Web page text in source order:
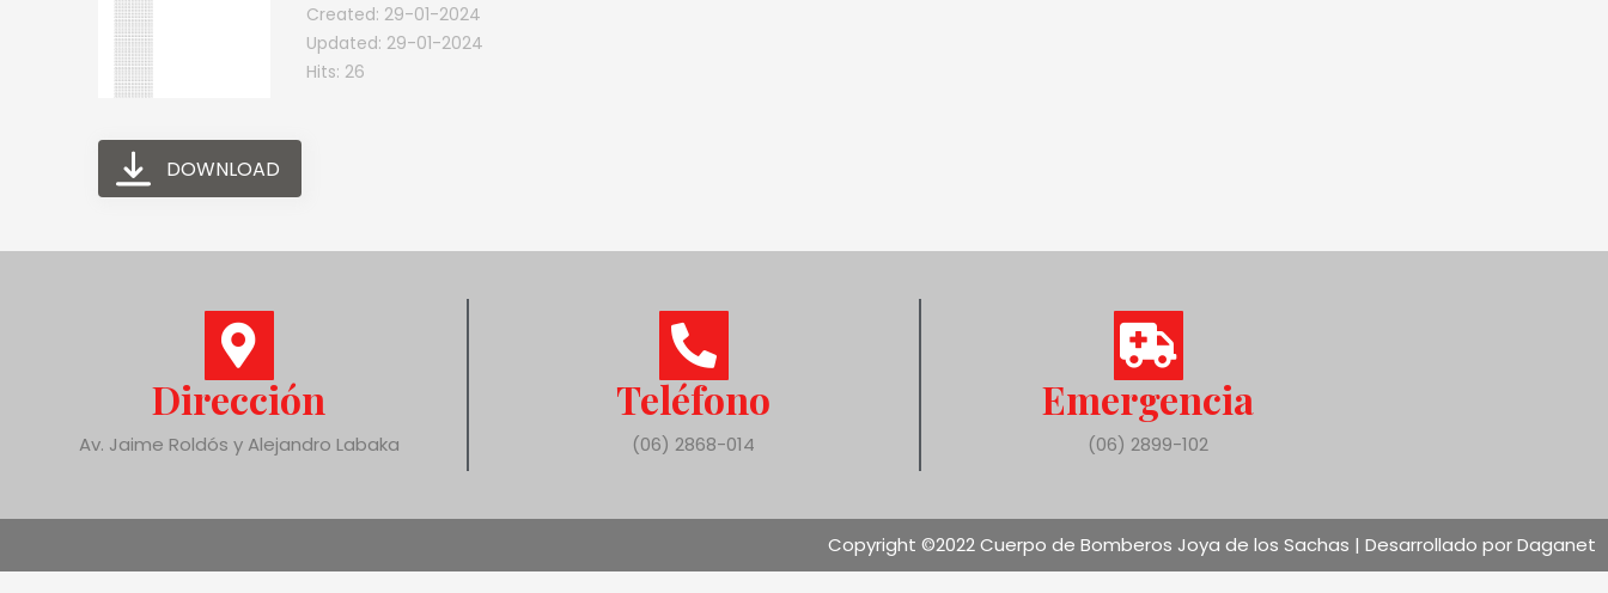
Created: 29-01-2024
Updated: 29-01-2024
Hits: 26
DOWNLOAD
Dirección
Av. Jaime Roldós y Alejandro Labaka
Teléfono
(06) 2868-014
Emergencia
(06) 2899-102
Copyright ©2022 Cuerpo de Bomberos Joya de los Sachas | Desarrollado por Daganet